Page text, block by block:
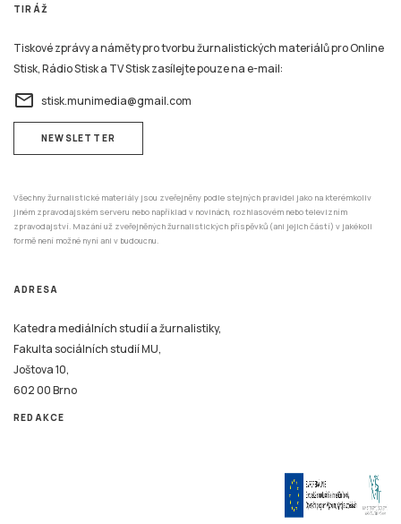
TIRÁŽ
Tiskové zprávy a náměty pro tvorbu žurnalistických materiálů pro Online
Stisk, Rádio Stisk a TV Stisk zasílejte pouze na e-mail:
email stisk.munimedia@gmail.com
NEWSLETTER
Všechny žurnalistické materiály jsou zveřejněny podle stejných pravidel jako na kterémkoliv
jiném zpravodajském serveru nebo například v novinách, rozhlasovém nebo televizním
zpravodajství. Mazání už zveřejněných žurnalistických příspěvků (ani jejich částí) v jakékoli
formě není možné nyní ani v budoucnu.
ADRESA
Katedra mediálních studií a žurnalistiky,
Fakulta sociálních studií MU,
Joštova 10,
602 00 Brno
REDAKCE